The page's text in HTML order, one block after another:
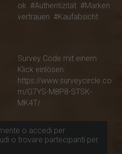
ok #Authentizität #Marken
vertrauen #Kaufabsicht
Survey Code mit einem
Klick einlösen:
https://www.surveycircle.co
m/G7YS-M8P8-STSK-
MK4T/
o accedi per
o trovare partecipanti per